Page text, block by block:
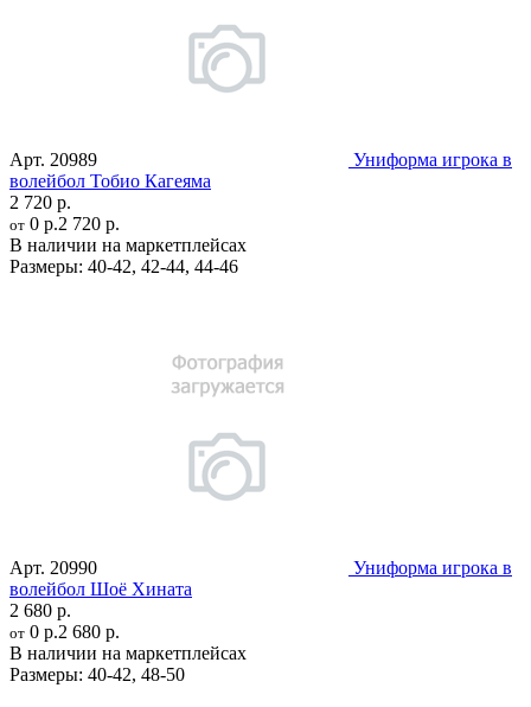
Арт. 20989
Униформа игрока в
волейбол Тобио Кагеяма
2 720 р.
от 0 р.2 720 р.
В наличии на маркетплейсах
Размеры: 40-42, 42-44, 44-46
Арт. 20990
Униформа игрока в
волейбол Шоё Хината
2 680 р.
от 0 р.2 680 р.
В наличии на маркетплейсах
Размеры: 40-42, 48-50